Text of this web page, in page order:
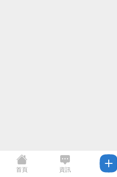
首頁 資訊